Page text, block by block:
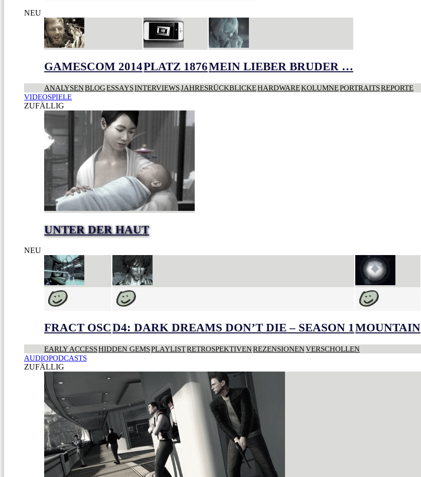
NEU
GAMESCOM 2014PLATZ 1876MEIN LIEBER BRUDER …
ANALYSENBLOGESSAYSINTERVIEWSJAHRESRÜCKBLICKEHARDWAREKOLUMNEPORTRAITSREPORTE
VIDEOSPIELE
ZUFÄLLIG
UNTER DER HAUT
NEU
FRACT OSCD4: DARK DREAMS DON’T DIE – SEASON 1MOUNTAIN
EARLY ACCESSHIDDEN GEMSPLAYLISTRETROSPEKTIVENREZENSIONENVERSCHOLLEN
AUDIOPODCASTS
ZUFÄLLIG